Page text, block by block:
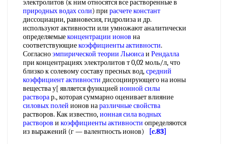
электролитов (к ним относятся все растворенные в
природных водах соли) при расчете констант
диссоциации, равновесия, гидролиза и др.
используют активности или умножают аналитически
определяемыеконцентрации ионов на
соответствующиекоэффициенты активности.
Согласноэмпирической теории Льюисаи Рендалла
при концентрациях электролитов т 0,02 моль/л, что
близко к солевому составу пресных вод,средний
коэффициент активности диссоциирующего на ионы
вещества у[ является функцией ионной силы
растворар., которая суммарно оценивает влияние
силовых полей ионов наразличные свойства
растворов. Как известно,ионная силаводных
растворов и коэффициенты активности определяются
из выражений (г — валентность ионов)
[c.83]